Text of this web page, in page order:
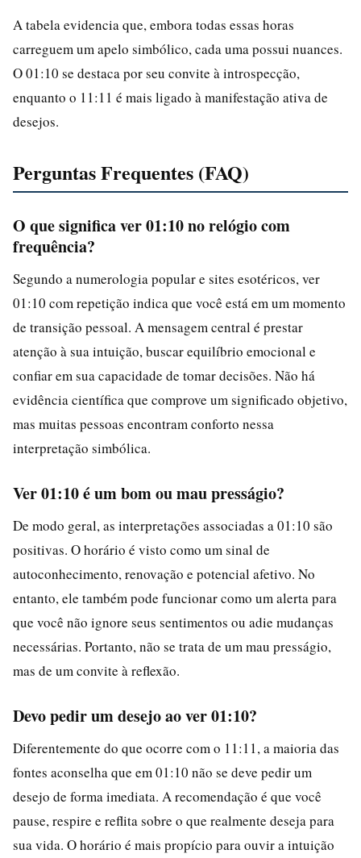
A tabela evidencia que, embora todas essas horas
carreguem um apelo simbólico, cada uma possui nuances.
O 01:10 se destaca por seu convite à introspecção,
enquanto o 11:11 é mais ligado à manifestação ativa de
desejos.
Perguntas Frequentes (FAQ)
O que significa ver 01:10 no relógio com
frequência?
Segundo a numerologia popular e sites esotéricos, ver
01:10 com repetição indica que você está em um momento
de transição pessoal. A mensagem central é prestar
atenção à sua intuição, buscar equilíbrio emocional e
confiar em sua capacidade de tomar decisões. Não há
evidência científica que comprove um significado objetivo,
mas muitas pessoas encontram conforto nessa
interpretação simbólica.
Ver 01:10 é um bom ou mau presságio?
De modo geral, as interpretações associadas a 01:10 são
positivas. O horário é visto como um sinal de
autoconhecimento, renovação e potencial afetivo. No
entanto, ele também pode funcionar como um alerta para
que você não ignore seus sentimentos ou adie mudanças
necessárias. Portanto, não se trata de um mau presságio,
mas de um convite à reflexão.
Devo pedir um desejo ao ver 01:10?
Diferentemente do que ocorre com o 11:11, a maioria das
fontes aconselha que em 01:10 não se deve pedir um
desejo de forma imediata. A recomendação é que você
pause, respire e reflita sobre o que realmente deseja para
sua vida. O horário é mais propício para ouvir a intuição